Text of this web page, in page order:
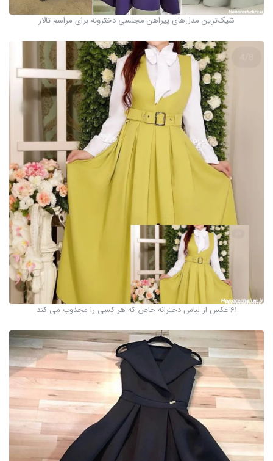
شیک‌ترین مدل‌های پیراهن مجلسی دخترونه برای مراسم تالار
61 عکس از لباس دخترانه خاص که هر کسی را مجذوب می کند